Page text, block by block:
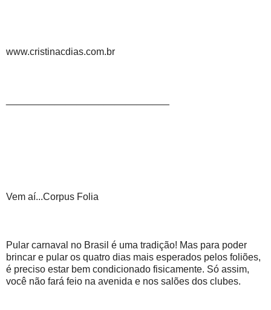
www.cristinacdias.com.br
Vem aí...Corpus Folia
Pular carnaval no Brasil é uma tradição! Mas para poder
brincar e pular os quatro dias mais esperados pelos foliões,
é preciso estar bem condicionado fisicamente. Só assim,
você não fará feio na avenida e nos salões dos clubes.